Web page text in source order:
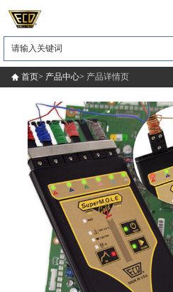
首页> 产品中心> 产品详情页